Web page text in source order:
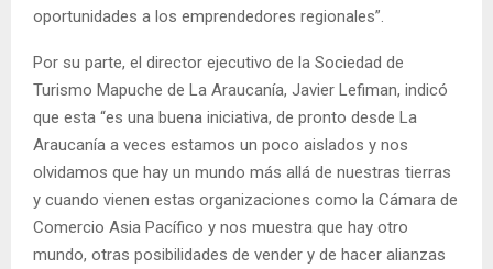
oportunidades a los emprendedores regionales”.
Por su parte, el director ejecutivo de la Sociedad de
Turismo Mapuche de La Araucanía, Javier Lefiman, indicó
que esta “es una buena iniciativa, de pronto desde La
Araucanía a veces estamos un poco aislados y nos
olvidamos que hay un mundo más allá de nuestras tierras
y cuando vienen estas organizaciones como la Cámara de
Comercio Asia Pacífico y nos muestra que hay otro
mundo, otras posibilidades de vender y de hacer alianzas